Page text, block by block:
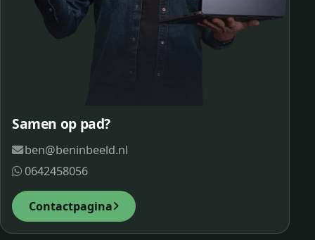
Samen op pad?
ben@beninbeeld.nl
0642458056
Contactpagina